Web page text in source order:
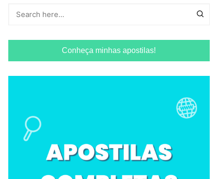
Conheça minhas apostilas!